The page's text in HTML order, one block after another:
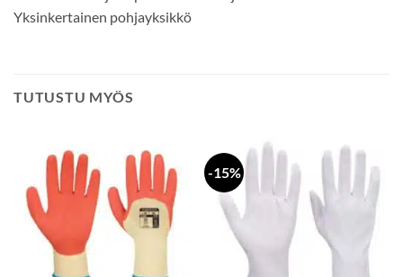
Yksinkertainen pohjayksikkö
TUTUSTU MYÖS
-15%